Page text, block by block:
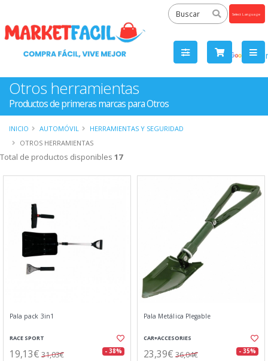
by
Otros herramientas
Productos de primeras marcas para Otros
INICIO AUTOMÓVIL
HERRAMIENTAS Y SEGURIDAD
OTROS HERRAMIENTAS
Total de productos disponibles 17
Pala pack 3in1
RACE SPORT
19,13€ 31,03€ - 38%
Pala Metálica Plegable
CAR+ACCESORIES
23,39€ 36,04€ - 35%